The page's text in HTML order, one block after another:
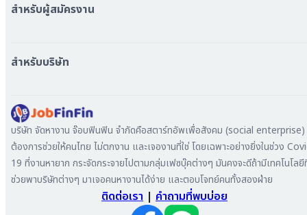
หางาน กรุงเทพมหานคร
หางาน เชียงใหม่
หางาน สมุทรสาคร
หางาน ระยอง
หางาน สมุทรสาหางาน ภูเก็ต
หางาน พระนครศรีอยุธยา
สำหรับผู้สมัครงาน
เข้าสู่ระบบ
สำหรับบริษัท
ลงประกาศรับสมัครงาน
ค้นหาผู้สมัครงาน
ลงโฆษณา
บริษัท จัดหางาน จ๊อบฟินฟิน จำกัดคือสตาร์ทอัพเพื่อสังคม (social
ต้องการช่วยให้คนไทย ไม่ตกงาน และเจองานที่ใช่ โดยเฉพาะอย่างยิ่งในช่วง
19 ที่งานหายาก กระจัดกระจายไปตามกลุ่มเฟซบุ๊คต่างๆ มันคงจะดีถ้ามีเทคโนโล
ช่วยพาบริษัทต่างๆ มาเจอคนหางานได้ง่าย และตอบโจทย์คนทั้งสองฝ่าย
ติดต่อเรา | คำถามที่พบบ่อย